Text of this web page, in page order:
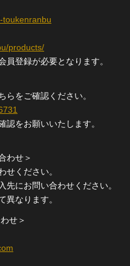
toukenranbu
products/
登録が必要となります。
らをご確認ください。
をお願いいたします。
わせ＞
ください。
にお問い合わせください。
異なります。
せ＞